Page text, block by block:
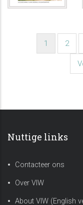
PaginatieHuidige
1 2
Nuttige links
Contacteer ons
Over VIW
About VIW (English